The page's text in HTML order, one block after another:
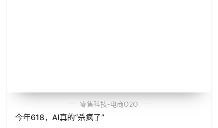
零售科技-电商O2O
今年618，AI真的“杀疯了”